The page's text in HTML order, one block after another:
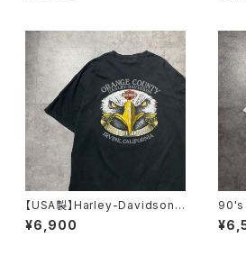
【USA製】Harley-Davidson
ハーレーダビッドソン 両面プリ
ント イーグル ブラック 黒
¥6,900
90's
フル
バッ